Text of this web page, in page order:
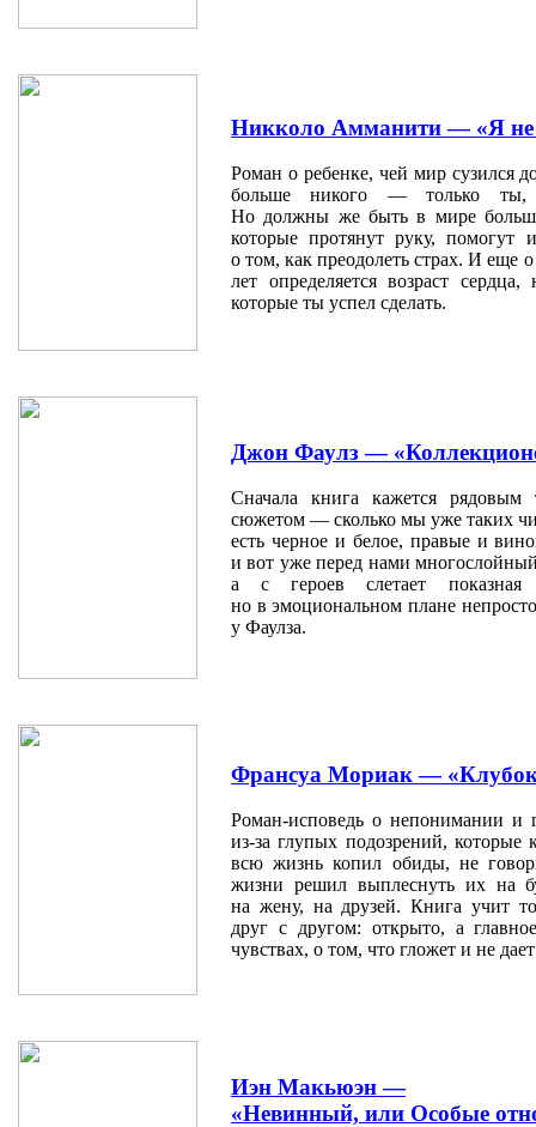
Никколо Амманити — «Я не
Роман о ребенке, чей мир сузился
больше никого — только ты,
Но должны же быть в мире
которые протянут руку,
о том, как преодолеть страх. И еще
лет определяется возраст
которые ты успел сделать.
Джон Фаулз —
Сначала книга кажется рядовым
сюжетом — сколько мы уже таких
есть черное и белое, правые и
и вот уже перед нами
а с героев слетает
но в эмоциональном плане
у Фаулза.
Франсуа Мориак —
Роман-исповедь о непонимании и
из-за глупых подозрений,
всю жизнь копил обиды, не
жизни решил выплеснуть их на
на жену, на друзей. Книга учит
друг с другом: открыто, а
чувствах, о том, что гложет и не
Иэн Макьюэн —
«Невинный, или Особые